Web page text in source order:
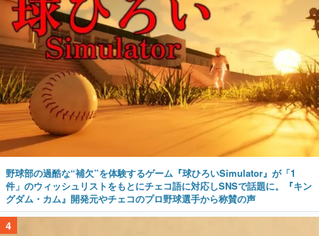
野球部の過酷な“補欠”を体験するゲーム『球ひろいSimulator』が「1
件」のウィッシュリストをもとにチェコ語に対応しSNSで話題に。『キン
グダム・カム』開発元やチェコのプロ野球選手から称賛の声
4